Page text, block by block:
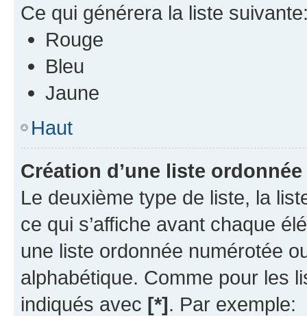
Ce qui générera la liste
Rouge
Bleu
Jaune
Haut
Création d’une liste ordonnée
Le deuxième type de liste, la
ce qui s’affiche avant chaque
une liste ordonnée numérotée
alphabétique. Comme pour les
indiqués avec [*]. Par exemple: